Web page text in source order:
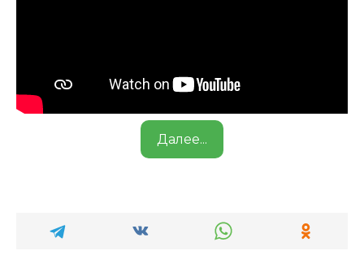
Далее...